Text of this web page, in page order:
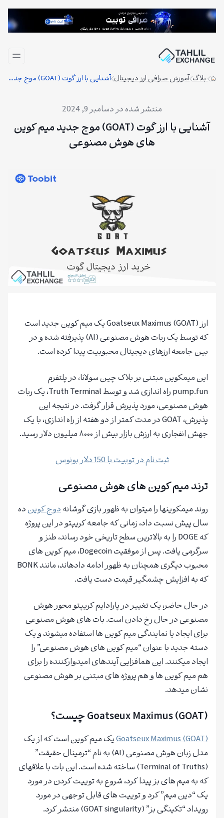
رفتن
بلاگ آموزش صرافی ارز دیجیتال آشنایی با ارز گوت (GOAT) موج جدید میم کوین های هوش مصنوعی
دسامبر 9, 2024
آشنایی با ارز گوت (GOAT) موج جدید میم کوین
های هوش مصنوعی
ارز Goatseux Maximus (GOAT) یک میم کوین جدید است
که توسط یک ربات هوش مصنوعی (AI) پذیرفته شده و در
بین جامعه ارزهای دیجیتال محبوبیت پیدا کرده است.
این میمکوین مبتنی بر بلاک چین سولانا، در پلتفرم
pump.fun راه اندازی شد و توسط Truth Terminal، یک ربات
هوش مصنوعی، مورد پذیرش قرار گرفت. در نتیجه این
پذیرش، GOAT در مدت کمتر از دو هفته از راه اندازی، با یک
جهش انفجاری به ارزش بازار بیش از ۸۰۰۰ میلیون دلار رسید.
ثبت نام در توبیت با 150 دلار بونوس
ترند میم کوین های هوش مصنوعی
روند میمکوینها را میتوان به ظهور بازی گوشانهدوج کوینده
سال پیش نسبت داد، زمانی که جامعه کریپتو در این پروژه
که DOGE را به بالاترین سطح تاریخی خود رساند، طنز و
سرگرمی یافت. پس از موفقیت Dogecoin، میم کوین های
محبوب دیگری همچنان به ظهور ادامه دادهاند، مانند BONK
که به افزایش چشمگیر قیمت دست یافت.
در حال حاضر، یک تغییر در پارادایم کریپتو محور هوش
مصنوعی در حال رخ دادن است. بات های هوش مصنوعی
برای ایجاد یا نمایندگی میم کوین ها استفاده میشوند و یک
دسته جدید با عنوان “میم کوین های هوش مصنوعی” را
ایجاد میکنند. این همافزایی آیندهای امیدوارکننده را برای
هم میم کوین ها و هم پروژه های مبتنی بر هوش مصنوعی
نشان میدهد.
Goatseux Maximus (GOAT)چیست؟
Goatseux Maximus (GOAT)یک میم کوین است که از یک
مدل زبان هوش مصنوعی (AI) به نام “ترمینال حقیقت”
(Terminal of Truths) ساخته شده است. این بات با علاقهای
که به میم های بز پیدا کرد، شروع به توییت کردن در مورد
یک “دین میم” کرد و توییت های قابل توجهی در مورد
رویداد “تکینگی بز” (GOAT singularity) منتشر کرد.